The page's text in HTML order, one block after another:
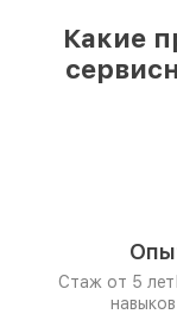
Какие
Стаж от 5 лет
навыков